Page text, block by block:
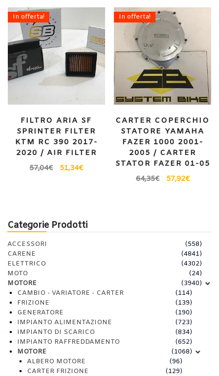
In offerta!
FILTRO ARIA SF
SPRINTER FILTER
KTM RC 390 2017-
2020 / AIR FILTER
57,04€ 51,34€
In offerta!
CARTER COPERCHIO
STATORE YAMAHA
FAZER 1000 2001-
2005 / CARTER
STATOR FAZER 01-05
64,35€ 57,92€
Categorie Prodotti
ACCESSORI
(558)
CARENE
(4841)
ELETTRICO
(4302)
MOTO
(24)
MOTORE
(3940)
CAMBIO - VARIATORE - CARTER
(114)
FRIZIONE
(139)
GENERATORE
(190)
IMPIANTO ALIMENTAZIONE
(723)
IMPIANTO DI SCARICO
(834)
IMPIANTO RAFFREDDAMENTO
(652)
MOTORE
(1068)
ALBERO MOTORE
(96)
CARTER FRIZIONE
(129)